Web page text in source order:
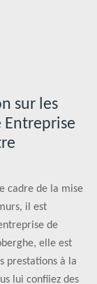
sur les
Entreprise
cadre de la mise
il est
de
elle est
prestations à la
lui confiiez des